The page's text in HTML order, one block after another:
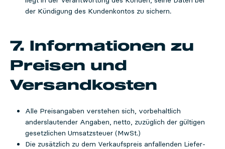
der Kündigung des Kundenkontos zu sichern.
7. Informationen zu
Preisen und
Versandkosten
Alle Preisangaben verstehen sich, vorbehaltlich
anderslautender Angaben, netto, zuzüglich der gültigen
gesetzlichen Umsatzsteuer (MwSt.)
Die zusätzlich zu dem Verkaufspreis anfallenden Liefer-